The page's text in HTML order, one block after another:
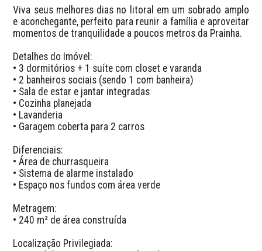
Viva seus melhores dias no litoral em um sobrado amplo
e aconchegante, perfeito para reunir a família e aproveitar
momentos de tranquilidade a poucos metros da Prainha.
Detalhes do Imóvel:
• 3 dormitórios + 1 suíte com closet e varanda
• 2 banheiros sociais (sendo 1 com banheira)
• Sala de estar e jantar integradas
• Cozinha planejada
• Lavanderia
• Garagem coberta para 2 carros
Diferenciais:
• Área de churrasqueira
• Sistema de alarme instalado
• Espaço nos fundos com área verde
Metragem:
• 240 m² de área construída
Localização Privilegiada: